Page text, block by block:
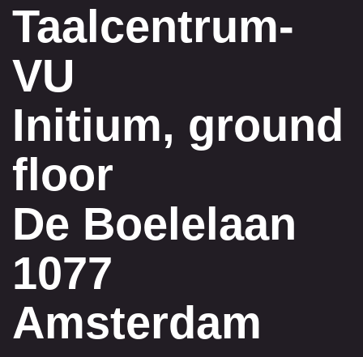
Taalcentrum-
VU
Initium, ground
floor
De Boelelaan
1077
Amsterdam